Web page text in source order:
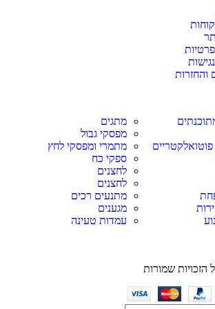
והחזרות
מתגים
מפסקי גבול
פוטואלקטריים
מתמרי ומפסקי לחץ
ספקי כח
לחצנים
לחצנים
מתנעים רכים
מגענים
עמדות טעינה
הזכויות שמורות